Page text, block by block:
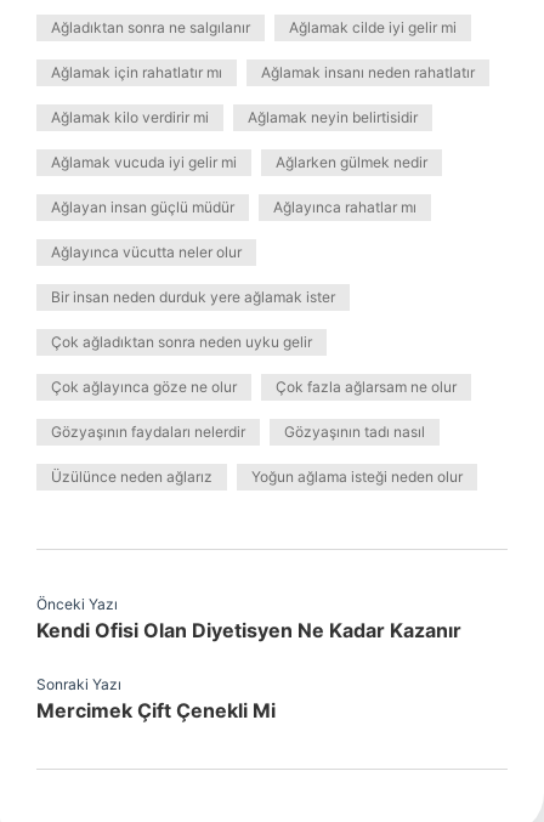
Ağladıktan sonra ne salgılanır Ağlamak cilde iyi gelir mi
Ağlamak için rahatlatır mı Ağlamak insanı neden rahatlatır
Ağlamak kilo verdirir mi Ağlamak neyin belirtisidir
Ağlamak vucuda iyi gelir mi Ağlarken gülmek nedir
Ağlayan insan güçlü müdür Ağlayınca rahatlar mı
Ağlayınca vücutta neler olur
Bir insan neden durduk yere ağlamak ister
Çok ağladıktan sonra neden uyku gelir
Çok ağlayınca göze ne olur Çok fazla ağlarsam ne olur
Gözyaşının faydaları nelerdir Gözyaşının tadı nasıl
Üzülünce neden ağlarız Yoğun ağlama isteği neden olur
Önceki Yazı
Kendi Ofisi Olan Diyetisyen Ne Kadar Kazanır
Sonraki Yazı
Mercimek Çift Çenekli Mi